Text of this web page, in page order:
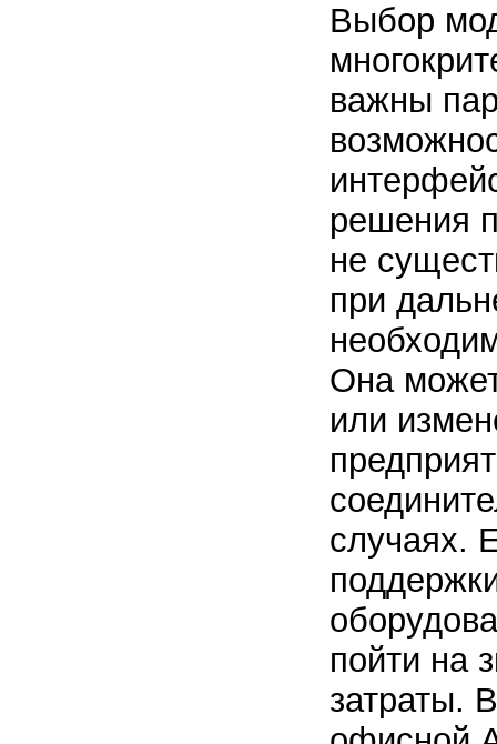
Выбор
важны
решения
не
при
Она
или
случаях.
пойти на
затраты.